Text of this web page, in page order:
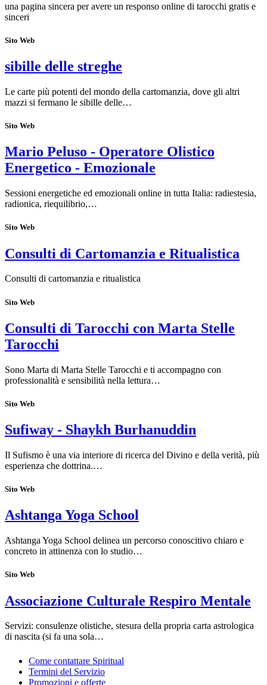
una pagina sincera per avere un responso online di tarocchi gratis e
sinceri
Sito Web
sibille delle streghe
Le carte più potenti del mondo della cartomanzia, dove gli altri
mazzi si fermano le sibille delle…
Sito Web
Mario Peluso - Operatore Olistico
Energetico - Emozionale
Sessioni energetiche ed emozionali online in tutta Italia: radiestesia,
radionica, riequilibrio,…
Sito Web
Consulti di Cartomanzia e Ritualistica
Consulti di cartomanzia e ritualistica
Sito Web
Consulti di Tarocchi con Marta Stelle
Tarocchi
Sono Marta di Marta Stelle Tarocchi e ti accompagno con
professionalità e sensibilità nella lettura…
Sito Web
Sufiway - Shaykh Burhanuddin
Il Sufismo è una via interiore di ricerca del Divino e della verità, più
esperienza che dottrina.…
Sito Web
Ashtanga Yoga School
Ashtanga Yoga School delinea un percorso conoscitivo chiaro e
concreto in attinenza con lo studio…
Sito Web
Associazione Culturale Respiro Mentale
Servizi: consulenze olistiche, stesura della propria carta astrologica
di nascita (si fa una sola…
Come contattare Spiritual
Termini del Servizio
Promozioni e offerte